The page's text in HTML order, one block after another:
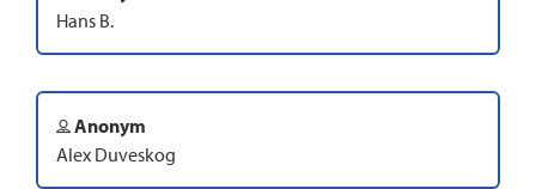
Hans B.
Anonym
Alex Duveskog